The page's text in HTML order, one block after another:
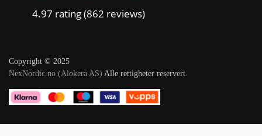
4.97 rating(862 reviews)
Copyright © 2025
NexNordic.no (Alokera AS) Alle rettigheter reservert.